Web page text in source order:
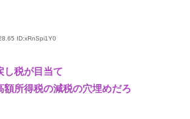
ID:xRnSpi1Y0
し税が目当て
額所得税の減税の穴埋めだろ